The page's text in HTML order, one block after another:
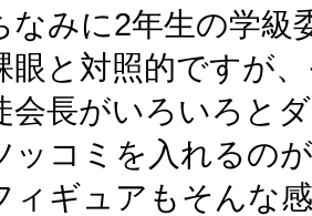
なみに2年生の学級
眼と対照的ですが
会長がいろいろと
ッコミを入れるの
ィギュアもそんな